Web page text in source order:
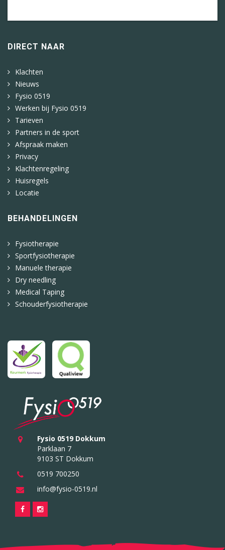
DIRECT NAAR
Klachten
Nieuws
Fysio 0519
Werken bij Fysio 0519
Tarieven
Partners in de sport
Afspraak maken
Privacy
Klachtenregeling
Huisregels
Locatie
BEHANDELINGEN
Fysiotherapie
Sportfysiotherapie
Manuele therapie
Dry needling
Medical Taping
Schouderfysiotherapie
Fysio 0519 Dokkum
Parklaan 7
9103 ST Dokkum
0519 700250
info@fysio-0519.nl